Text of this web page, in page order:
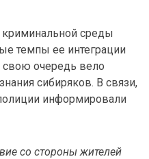
среды
темпы ее интеграции
свою очередь вело
сибиряков. В связи,
информировали
со стороны жителей